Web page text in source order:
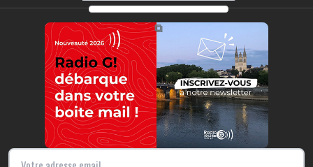
https://radio-g.fr?19823
⧉